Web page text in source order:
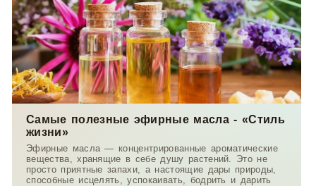
Самые полезные эфирные масла - «Стиль
жизни»
Эфирные масла — концентрированные ароматические
вещества, хранящие в себе душу растений. Это не
просто приятные запахи, а настоящие дары природы,
способные исцелять, успокаивать, бодрить и дарить